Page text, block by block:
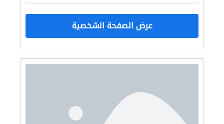
عرض الصفحة الشخصية